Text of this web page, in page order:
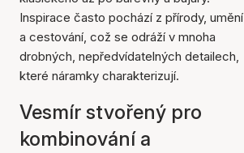
Inspirace často pochází z přírody, umění
a cestování, což se odráží v mnoha
drobných, nepředvídatelných detailech,
které náramky charakterizují.
Vesmír stvořený pro
kombinování a